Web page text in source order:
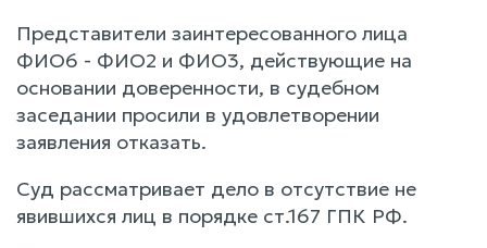
Представители заинтересованного лица
ФИО6 - ФИО2 и ФИО3, действующие на
основании доверенности, в судебном
заседании просили в удовлетворении
заявления отказать.
Суд рассматривает дело в отсутствие не
явившихся лиц в порядке ст.167 ГПК РФ.